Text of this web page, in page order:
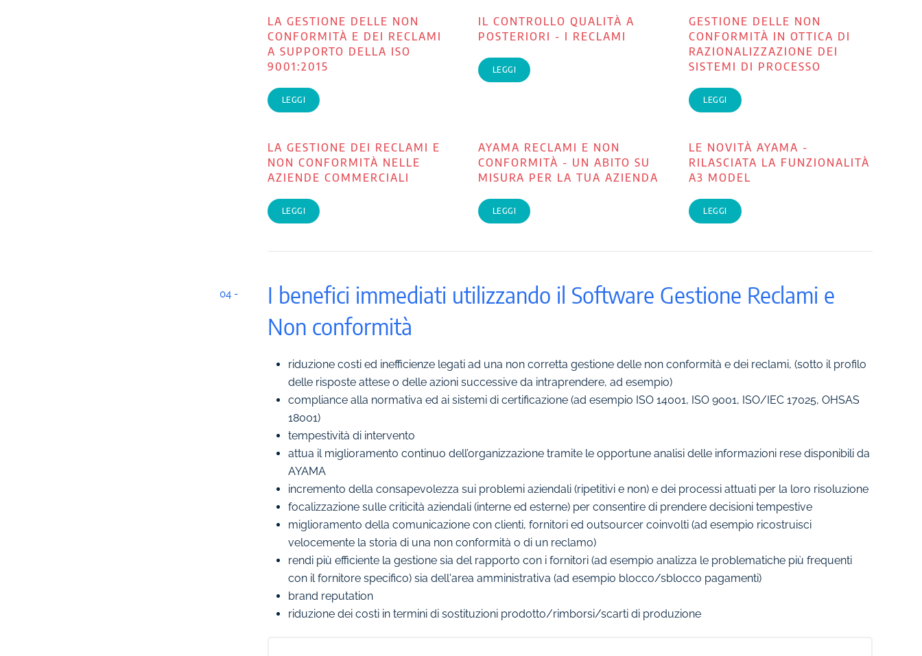
LA GESTIONE DELLE NON
CONFORMITÀ E DEI RECLAMI
A SUPPORTO DELLA ISO
9001:2015
LEGGI
IL CONTROLLO QUALITÀ A
POSTERIORI - I RECLAMI
LEGGI
GESTIONE DELLE NON
CONFORMITÀ IN OTTICA DI
RAZIONALIZZAZIONE DEI
SISTEMI DI PROCESSO
LEGGI
LA GESTIONE DEI RECLAMI E
NON CONFORMITÀ NELLE
AZIENDE COMMERCIALI
LEGGI
AYAMA RECLAMI E NON
CONFORMITÀ - UN ABITO SU
MISURA PER LA TUA AZIENDA
LEGGI
LE NOVITÀ AYAMA -
RILASCIATA LA FUNZIONALITÀ
A3 MODEL
LEGGI
I benefici immediati utilizzando il Software Gestione Reclami e
Non conformità
04 -
riduzione costi ed inefficienze legati ad una non corretta gestione delle non conformità e dei reclami, (sotto il profilo
delle risposte attese o delle azioni successive da intraprendere, ad esempio)
compliance alla normativa ed ai sistemi di certificazione (ad esempio ISO 14001, ISO 9001, ISO/IEC 17025, OHSAS
18001)
tempestività di intervento
attua il miglioramento continuo dell’organizzazione tramite le opportune analisi delle informazioni rese disponibili da
AYAMA
incremento della consapevolezza sui problemi aziendali (ripetitivi e non) e dei processi attuati per la loro risoluzione
focalizzazione sulle criticità aziendali (interne ed esterne) per consentire di prendere decisioni tempestive
miglioramento della comunicazione con clienti, fornitori ed outsourcer coinvolti (ad esempio ricostruisci
velocemente la storia di una non conformità o di un reclamo)
rendi più efficiente la gestione sia del rapporto con i fornitori (ad esempio analizza le problematiche più frequenti
con il fornitore specifico) sia dell'area amministrativa (ad esempio blocco/sblocco pagamenti)
brand reputation
riduzione dei costi in termini di sostituzioni prodotto/rimborsi/scarti di produzione